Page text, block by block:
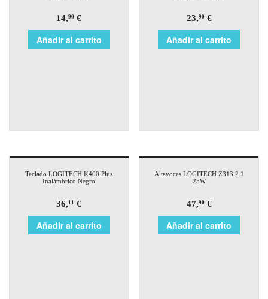
14,90 €
Añadir al carrito
23,90€
Añadir al carrito
Teclado LOGITECH K400 Plus
Inalámbrico Negro
36,11 €
Añadir al carrito
Altavoces LOGITECH Z313 2.1
25W
47,90€
Añadir al carrito